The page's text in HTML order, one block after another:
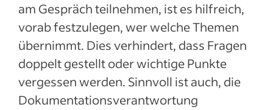
am Gespräch teilnehmen, ist es hilfreich,
vorab festzulegen, wer welche Themen
übernimmt. Dies verhindert, dass Fragen
doppelt gestellt oder wichtige Punkte
vergessen werden. Sinnvoll ist auch, die
Dokumentationsverantwortung